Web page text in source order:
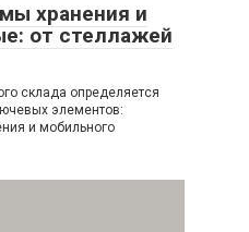
хранения и
от стеллажей
склада определяется
элементов:
и мобильного